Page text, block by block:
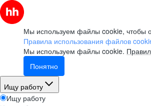
Мы используем файлы cookie, чтобы
Правила использования файлов
Мы используем файлы cookie.
Понятно
Ищу работу
Ищу работу